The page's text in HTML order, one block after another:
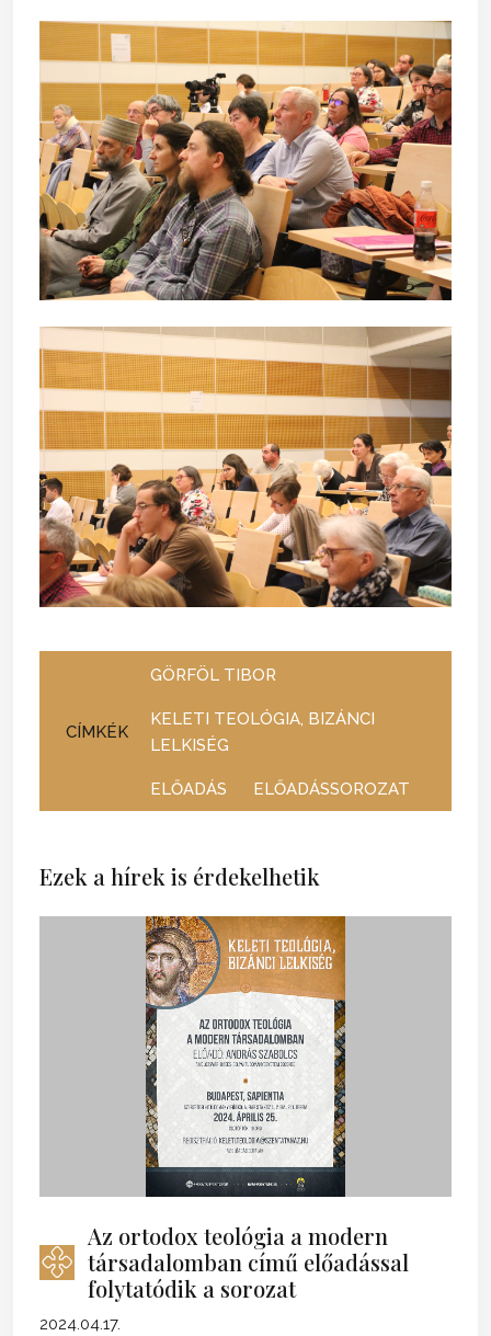
CÍMKÉK
GÖRFÖL TIBOR
KELETI TEOLÓGIA, BIZÁNCI
LELKISÉG
ELŐADÁS ELŐADÁSSOROZAT
Ezek a hírek is érdekelhetik
Az ortodox teológia a modern
társadalomban című előadással
folytatódik a sorozat
2024.04.17.